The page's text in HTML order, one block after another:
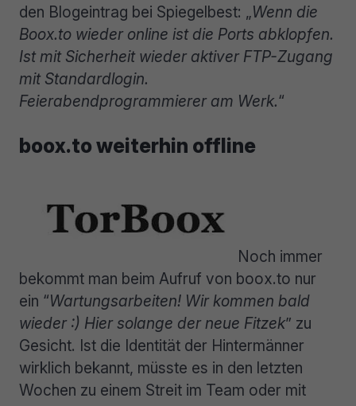
den Blogeintrag bei Spiegelbest: „Wenn die
Boox.to wieder online ist die Ports abklopfen.
Ist mit Sicherheit wieder aktiver FTP-Zugang
mit Standardlogin.
Feierabendprogrammierer am Werk.“
boox.to weiterhin offline
Noch immer
bekommt man beim Aufruf von boox.to nur
ein “Wartungsarbeiten! Wir kommen bald
wieder :) Hier solange der neue Fitzek” zu
Gesicht. Ist die Identität der Hintermänner
wirklich bekannt, müsste es in den letzten
Wochen zu einem Streit im Team oder mit